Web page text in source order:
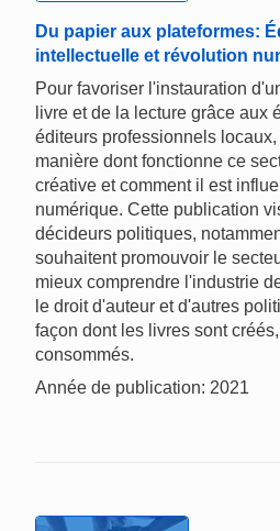
Du papier aux plateformes:
intellectuelle et révolution
Pour favoriser l'instauration
livre et de la lecture grâce aux
éditeurs professionnels
manière dont fonctionne ce
créative et comment il est
numérique. Cette publication
décideurs politiques,
souhaitent promouvoir le
mieux comprendre l'industrie
le droit d'auteur et d'autres
façon dont les livres sont
consommés.
Année de publication: 2021